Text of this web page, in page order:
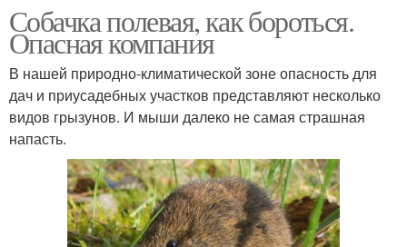
Собачка полевая, как бороться.
Опасная компания
В нашей природно-климатической зоне опасность для
дач и приусадебных участков представляют несколько
видов грызунов. И мыши далеко не самая страшная
напасть.